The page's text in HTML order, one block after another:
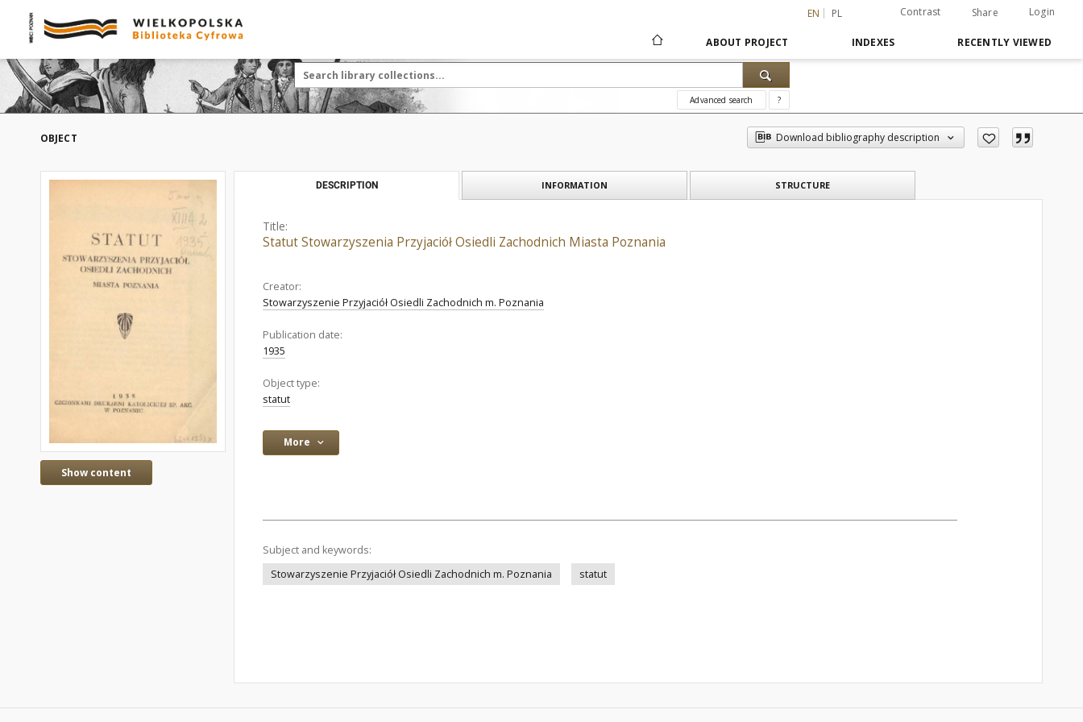
EN PL Contrast Share Login
ABOUT PROJECT INDEXES RECENTLY VIEWED
Advanced search ?
OBJECT Download bibliography description
Show content
DESCRIPTION INFORMATION STRUCTURE
Title:
Statut Stowarzyszenia Przyjaciół Osiedli Zachodnich Miasta Poznania
Creator:
Stowarzyszenie Przyjaciół Osiedli Zachodnich m. Poznania
Publication date:
1935
Object type:
statut
More
Subject and keywords:
Stowarzyszenie Przyjaciół Osiedli Zachodnich m. Poznania
statut